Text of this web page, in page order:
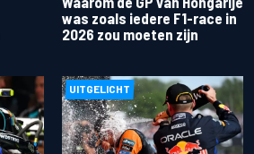
was zoals iedere F1-race in
2026 zou moeten zijn
UITGELICHT